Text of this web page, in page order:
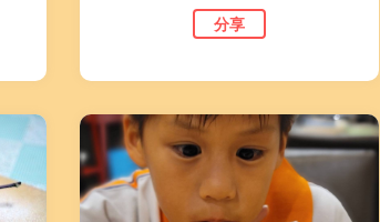
分享